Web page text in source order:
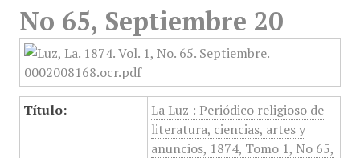
No 65, Septiembre 20
Título:
La Luz : Periódico religioso de
literatura, ciencias, artes y
anuncios, 1874, Tomo 1, No 65,